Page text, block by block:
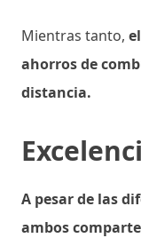
Mientras tanto,
ahorros de
distancia.
A pesar de las
ambos